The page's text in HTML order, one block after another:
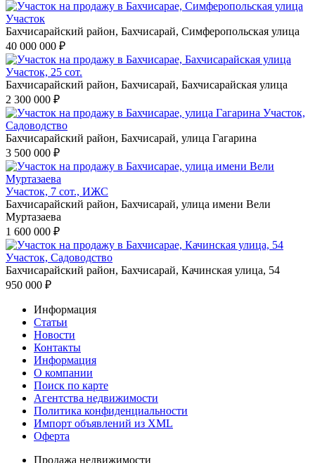
Участок
Бахчисарайский район, Бахчисарай, Симферопольская улица
40 000 000 ₽
Участок, 25 сот.
Бахчисарайский район, Бахчисарай, Бахчисарайская улица
2 300 000 ₽
Участок,
Садоводство
Бахчисарайский район, Бахчисарай, улица Гагарина
3 500 000 ₽
Участок, 7 сот., ИЖС
Бахчисарайский район, Бахчисарай, улица имени Вели
Муртазаева
1 600 000 ₽
Участок, Садоводство
Бахчисарайский район, Бахчисарай, Качинская улица, 54
950 000 ₽
Информация
Статьи
Новости
Контакты
Информация
О компании
Поиск по карте
Агентства недвижимости
Политика конфиденциальности
Импорт объявлений из XML
Оферта
Продажа недвижимости